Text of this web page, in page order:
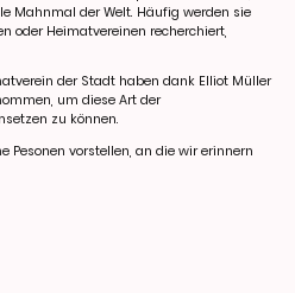
Mahnmal der Welt. Häufig werden sie
oder Heimatvereinen recherchiert,
der Stadt haben dank Elliot Müller
um diese Art der
zu können.
Pesonen vorstellen, an die wir erinnern